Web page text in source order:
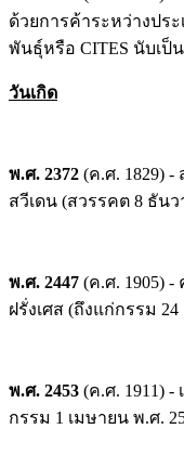
ด้วยการค้าระหว่างปร
พันธุ์หรือ CITES นับเป็
วันเกิด
พ.ศ. 2372 (ค.ศ. 1829)
สวีเดน (สวรรคต 8 ธัน
พ.ศ. 2447 (ค.ศ. 1905)
ฝรั่งเศส (ถึงแก่กรรม
พ.ศ. 2453 (ค.ศ. 1911)
กรรม 1 เมษายน พ.ศ.